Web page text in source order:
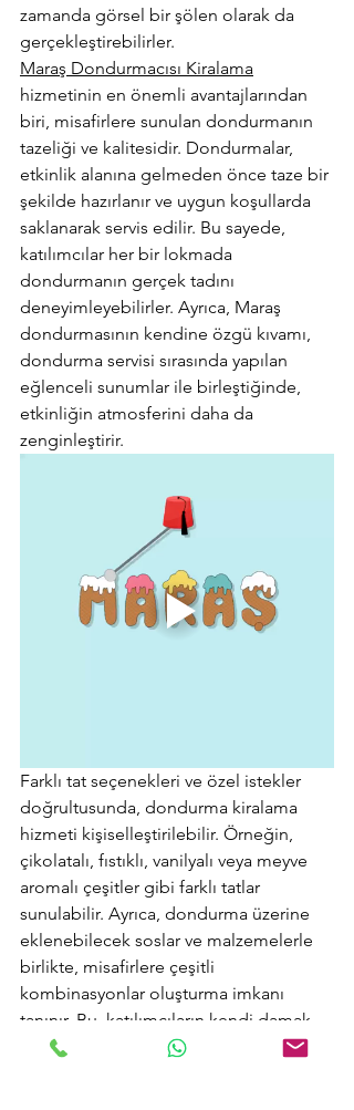
zamanda görsel bir şölen olarak da
gerçekleştirebilirler.
Maraş Dondurmacısı Kiralama
hizmetinin en önemli avantajlarından
biri, misafirlere sunulan dondurmanın
tazeliği ve kalitesidir. Dondurmalar,
etkinlik alanına gelmeden önce taze bir
şekilde hazırlanır ve uygun koşullarda
saklanarak servis edilir. Bu sayede,
katılımcılar her bir lokmada
dondurmanın gerçek tadını
deneyimleyebilirler. Ayrıca, Maraş
dondurmasının kendine özgü kıvamı,
dondurma servisi sırasında yapılan
eğlenceli sunumlar ile birleştiğinde,
etkinliğin atmosferini daha da
zenginleştirir.
Farklı tat seçenekleri ve özel istekler
doğrultusunda, dondurma kiralama
hizmeti kişiselleştirilebilir. Örneğin,
çikolatalı, fıstıklı, vanilyalı veya meyve
aromalı çeşitler gibi farklı tatlar
sunulabilir. Ayrıca, dondurma üzerine
eklenebilecek soslar ve malzemelerle
birlikte, misafirlere çeşitli
kombinasyonlar oluşturma imkanı
tanınır. Bu, katılımcıların kendi damak
zevklerine uygun dondurma deneyimi